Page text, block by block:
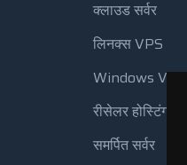
क्लाउड सर्वर
लिनक्स VPS
Windows VPS
रीसेलर होस्टिंग
समर्पित सर्वर